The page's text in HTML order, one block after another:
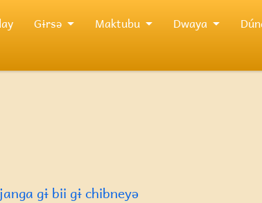
Gɨrsə Maktubu Dwaya
gɨ bii gɨ chibneyə